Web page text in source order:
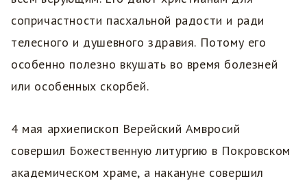
сопричастности пасхальной радости и ради
телесного и душевного здравия. Потому его
особенно полезно вкушать во время болезней
или особенных скорбей.
4 мая архиепископ Верейский Амвросий
совершил Божественную литургию в Покровском
академическом храме, а накануне совершил